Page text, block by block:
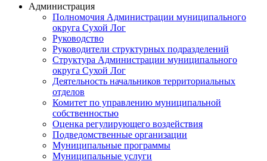
Администрация
Полномочия Администрации муниципального
округа Сухой Лог
Руководство
Руководители структурных подразделений
Структура Администрации муниципального
округа Сухой Лог
Деятельность начальников территориальных
отделов
Комитет по управлению муниципальной
собственностью
Оценка регулирующего воздействия
Подведомственные организации
Муниципальные программы
Муниципальные услуги